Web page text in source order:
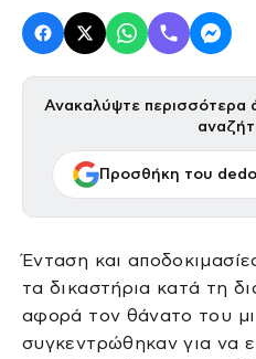
Ανακαλύψτε περισσότερα
Προσθήκη του
Ένταση και
τα δικαστήρια κατά τη
αφορά τον θάνατο του
συγκεντρώθηκαν για να